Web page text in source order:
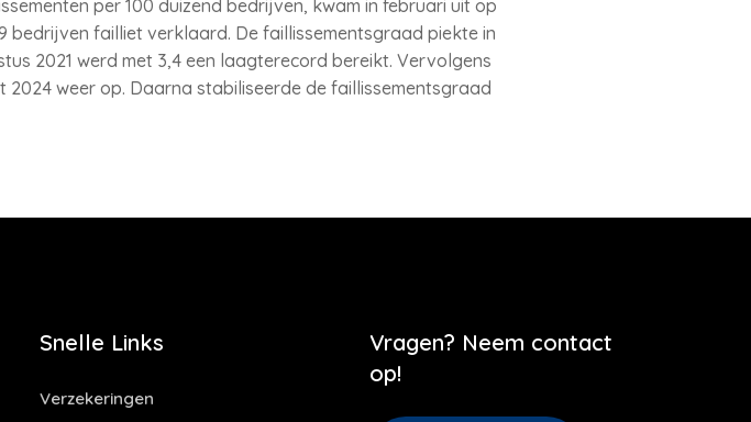
per 100 duizend bedrijven, kwam in februari uit op
bedrijven failliet verklaard. De faillissementsgraad piekte in
2021 werd met 3,4 een laagterecord bereikt. Vervolgens
weer op. Daarna stabiliseerde de faillissementsgraad
Snelle Links
Verzekeringen
Vragen? Neem contact
op!